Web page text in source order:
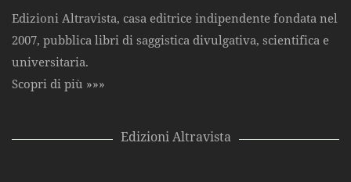
Edizioni Altravista, casa editrice indipendente fondata nel
2007, pubblica libri di saggistica divulgativa, scientifica e
universitaria.
Scopri di più »»»
Edizioni Altravista